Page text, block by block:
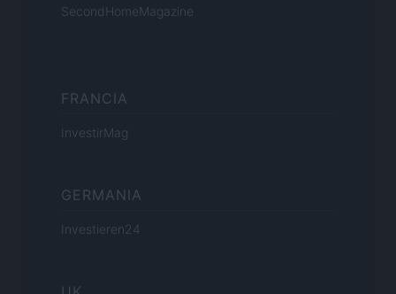
SecondHomeMagazine
FRANCIA
InvestirMag
GERMANIA
Investieren24